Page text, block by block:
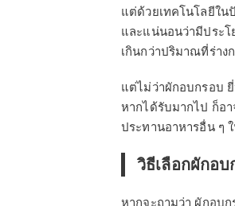
แต่ด้วยเทคโนโลยีใ
และแน่นอนว่ามีประ
เกินกว่าปริมาณที่ร่าง
แต่ไม่ว่าผักอบกรอบ
หากได้รับมากไป ก็อ
ประทานอาหารอื่น ๆ
วิธีเลือกผักอบ
หากจะถามว่า ผักอบ